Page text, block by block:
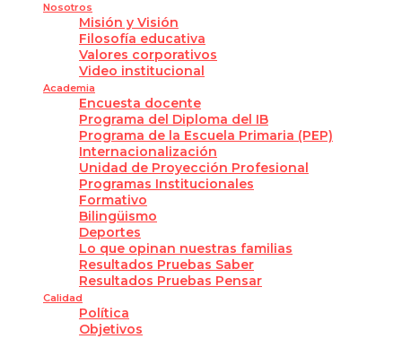
Nosotros
Misión y Visión
Filosofía educativa
Valores corporativos
Video institucional
Academia
Encuesta docente
Programa del Diploma del IB
Programa de la Escuela Primaria (PEP)
Internacionalización
Unidad de Proyección Profesional
Programas Institucionales
Formativo
Bilingüismo
Deportes
Lo que opinan nuestras familias
Resultados Pruebas Saber
Resultados Pruebas Pensar
Calidad
Política
Objetivos